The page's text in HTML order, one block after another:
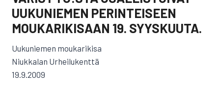
UUKUNIEMEN PERINTEISEEN
MOUKARIKISAAN 19. SYYSKUUTA.
Uukuniemen moukarikisa
Niukkalan Urheilukenttä
19.9.2009